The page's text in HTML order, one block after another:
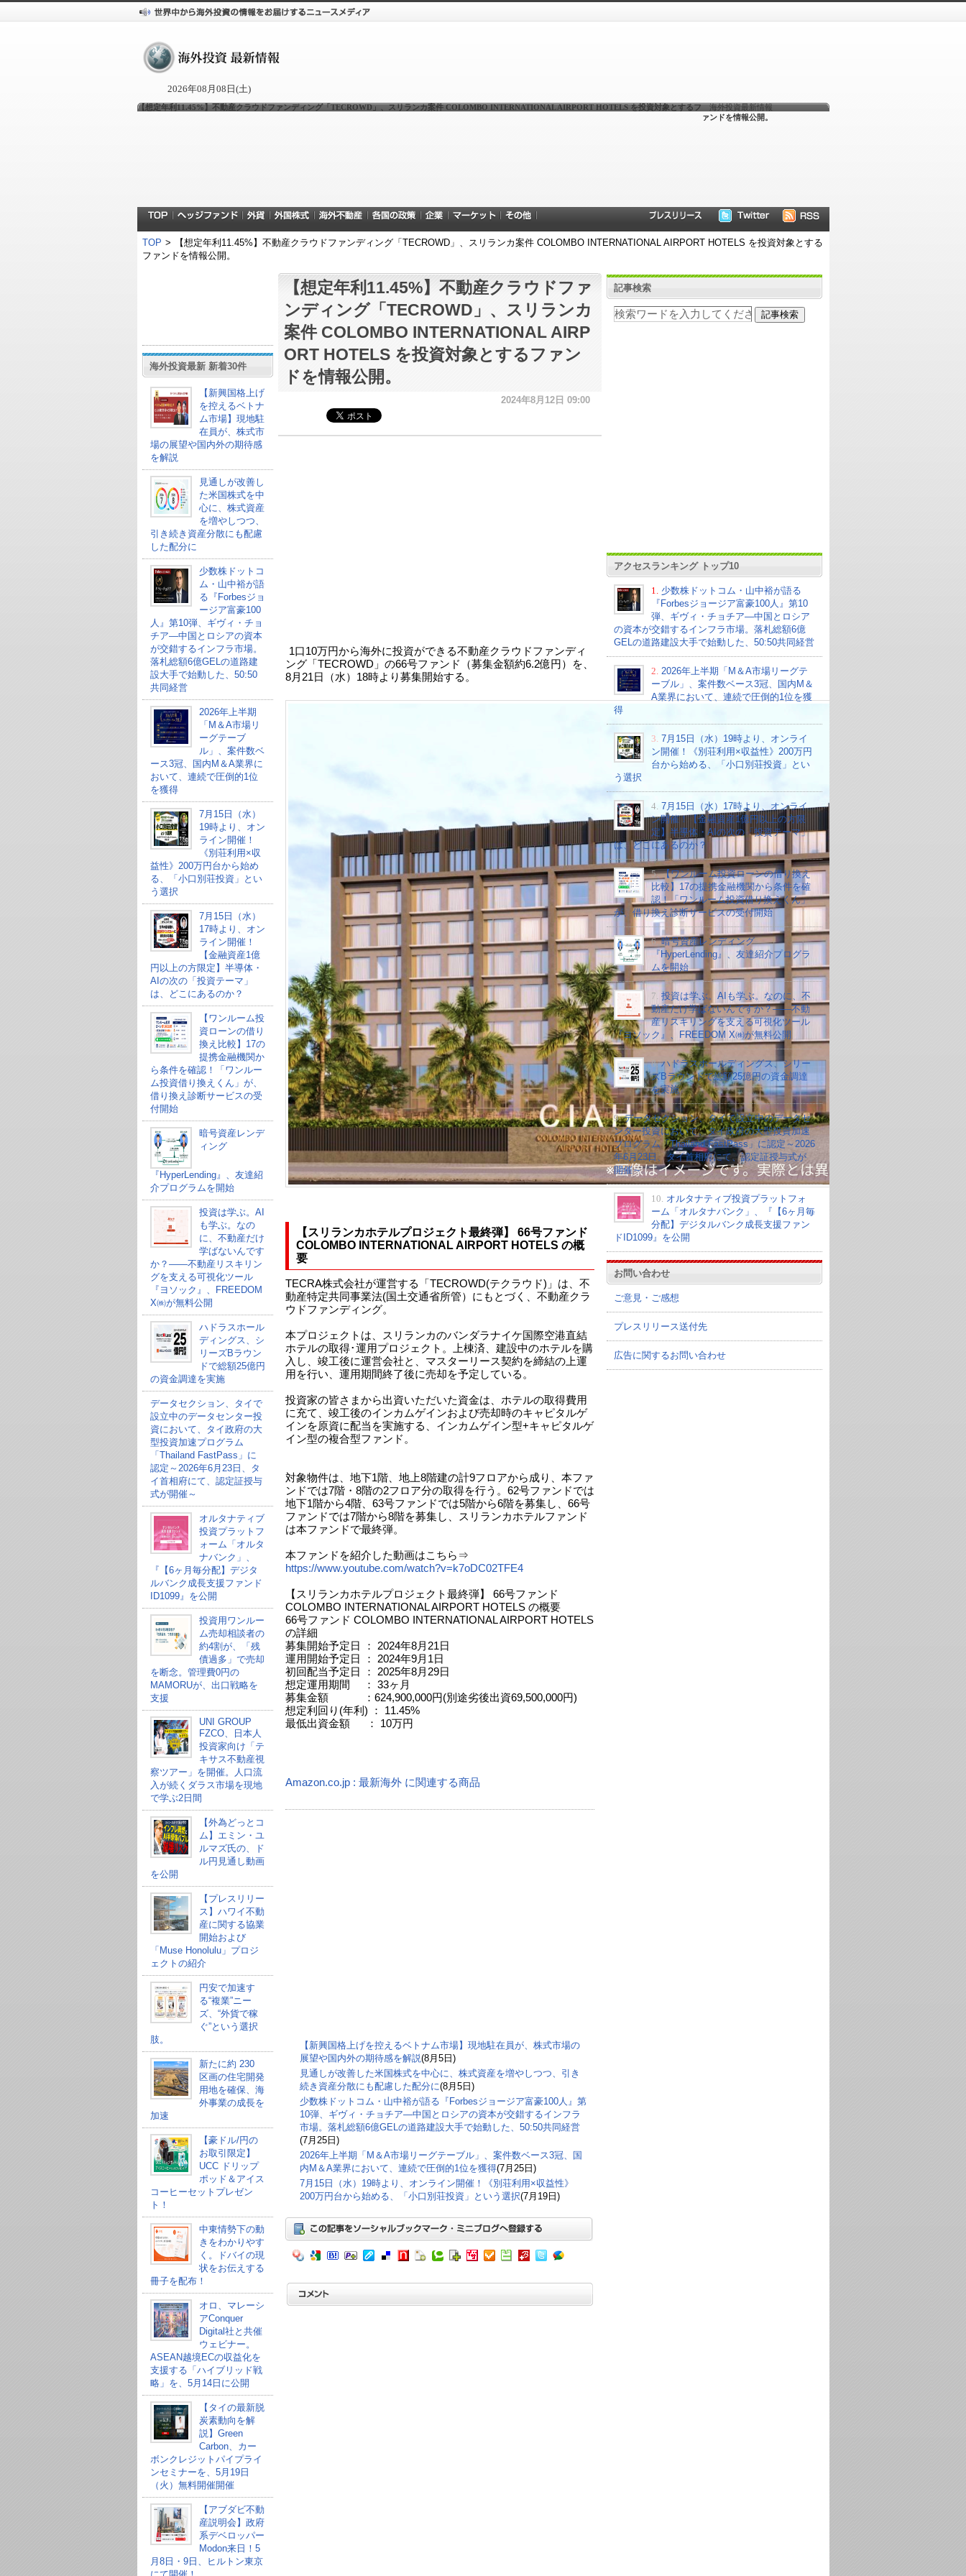
2026年08月08日(土)
海外投資最新情報
【想定年利11.45%】不動産クラウドファンディング「TECROWD」、スリランカ案件 COLOMBO INTERNATIONAL AIRPORT HOTELS を投資対象とするフ
ァンドを情報公開。
TOP >
【想定年利11.45%】不動産クラウドファンディング「TECROWD」、スリランカ案件 COLOMBO INTERNATIONAL AIRPORT HOTELS を投資対象とする
ファンドを情報公開。
海外投資最新 新着30件
【新興国格上げ
を控えるベトナ
ム市場】現地駐
在員が、株式市
場の展望や国内外の期待感
を解説
見通しが改善し
た米国株式を中
心に、株式資産
を増やしつつ、
引き続き資産分散にも配慮
した配分に
少数株ドットコ
ム・山中裕が語
る『Forbesジョ
ージア富豪100
人』第10弾、ギヴィ・チョ
チア―中国とロシアの資本
が交錯するインフラ市場。
落札総額6億GELの道路建
設大手で始動した、50:50
共同経営
2026年上半期
「M＆A市場リ
ーグテーブ
ル」、案件数ベ
ース3冠、国内M＆A業界に
おいて、連続で圧倒的1位
を獲得
7月15日（水）
19時より、オン
ライン開催！
《別荘利用×収
益性》200万円台から始め
る、「小口別荘投資」とい
う選択
7月15日（水）
17時より、オン
ライン開催！
【金融資産1億
円以上の方限定】半導体・
AIの次の「投資テーマ」
は、どこにあるのか？
【ワンルーム投
資ローンの借り
換え比較】17の
提携金融機関か
ら条件を確認！「ワンルー
ム投資借り換えくん」が、
借り換え診断サービスの受
付開始
暗号資産レンデ
ィング
『HyperLending』、友達紹
介プログラムを開始
投資は学ぶ。AI
も学ぶ。なの
に、不動産だけ
学ばないんです
か？——不動産リスキリン
グを支える可視化ツール
『ヨソック』、FREEDOM
X㈱が無料公開
ハドラスホール
ディングス、シ
リーズBラウン
ドで総額25億円
の資金調達を実施
データセクション、タイで
設立中のデータセンター投
資において、タイ政府の大
型投資加速プログラム
「Thailand FastPass」に
認定～2026年6月23日、タ
イ首相府にて、認定証授与
式が開催～
オルタナティブ
投資プラットフ
ォーム「オルタ
ナバンク」、
『【6ヶ月毎分配】デジタ
ルバンク成長支援ファンド
ID1099』を公開
投資用ワンルー
ム売却相談者の
約4割が、「残
債過多」で売却
を断念。管理費0円の
MAMORUが、出口戦略を
支援
UNI GROUP
FZCO、日本人
投資家向け「テ
キサス不動産視
察ツアー」を開催。人口流
入が続くダラス市場を現地
で学ぶ2日間
【外為どっとコ
ム】エミン・ユ
ルマズ氏の、ド
ル円見通し動画
を公開
【プレスリリー
ス】ハワイ不動
産に関する協業
開始および
「Muse Honolulu」プロジ
ェクトの紹介
円安で加速す
る“複業”ニー
ズ、“外貨で稼
ぐ”という選択
肢。
新たに約 230
区画の住宅開発
用地を確保、海
外事業の成長を
加速
【豪ドル/円の
お取引限定】
UCC ドリップ
ポッド＆アイス
コーヒーセットプレゼン
ト！
中東情勢下の動
きをわかりやす
く。ドバイの現
状をお伝えする
冊子を配布！
オロ、マレーシ
アConquer
Digital社と共催
ウェビナー。
ASEAN越境ECの収益化を
支援する「ハイブリッド戦
略」を、5月14日に公開
【タイの最新脱
炭素動向を解
説】Green
Carbon、カー
ボンクレジットパイプライ
ンセミナーを、5月19日
（火）無料開催開催
【アブダビ不動
産説明会】政府
系デベロッパー
Modon来日！5
月8日・9日、ヒルトン東京
【想定年利11.45%】不動産クラウドファ
ンディング「TECROWD」、スリランカ
案件 COLOMBO INTERNATIONAL AIRP
ORT HOTELS を投資対象とするファン
ドを情報公開。
2024年8月12日 09:00
1口10万円から海外に投資ができる不動産クラウドファンディ
ング「TECROWD」の66号ファンド（募集金額約6.2億円）を、
8月21日（水）18時より募集開始する。
【スリランカホテルプロジェクト最終弾】 66号ファンド
COLOMBO INTERNATIONAL AIRPORT HOTELS の概
要
TECRA株式会社が運営する「TECROWD(テクラウド)」は、不
動産特定共同事業法(国土交通省所管）にもとづく、不動産クラ
ウドファンディング。
本プロジェクトは、スリランカのバンダラナイケ国際空港直結
ホテルの取得･運用プロジェクト。上棟済、建設中のホテルを購
入し、竣工後に運営会社と、マスターリース契約を締結の上運
用を行い、運用期間終了後に売却を予定している。
投資家の皆さまから出資いただいた資金は、ホテルの取得費用
に充て、竣工後のインカムゲインおよび売却時のキャピタルゲ
インを原資に配当を実施する、インカムゲイン型+キャピタルゲ
イン型の複合型ファンド。
対象物件は、地下1階、地上8階建の計9フロアから成り、本ファ
ンドでは7階・8階の2フロア分の取得を行う。62号ファンドでは
地下1階から4階、63号ファンドでは5階から6階を募集し、66号
ファンドでは7階から8階を募集し、スリランカホテルファンド
は本ファンドで最終弾。
本ファンドを紹介した動画はこちら⇒
https://www.youtube.com/watch?v=k7oDC02TFE4
【スリランカホテルプロジェクト最終弾】 66号ファンド
COLOMBO INTERNATIONAL AIRPORT HOTELS の概要
66号ファンド COLOMBO INTERNATIONAL AIRPORT HOTELS
の詳細
募集開始予定日 ： 2024年8月21日
運用開始予定日 ： 2024年9月1日
初回配当予定日 ： 2025年8月29日
想定運用期間 ： 33ヶ月
募集金額 ：624,900,000円(別途劣後出資69,500,000円)
想定利回り(年利) ： 11.45%
最低出資金額 ： 10万円
Amazon.co.jp : 最新海外 に関連する商品
【新興国格上げを控えるベトナム市場】現地駐在員が、株式市場の
展望や国内外の期待感を解説(8月5日)
見通しが改善した米国株式を中心に、株式資産を増やしつつ、引き
続き資産分散にも配慮した配分に(8月5日)
少数株ドットコム・山中裕が語る『Forbesジョージア富豪100人』第
10弾、ギヴィ・チョチア―中国とロシアの資本が交錯するインフラ
市場。落札総額6億GELの道路建設大手で始動した、50:50共同経営
(7月25日)
2026年上半期「M＆A市場リーグテーブル」、案件数ベース3冠、国
内M＆A業界において、連続で圧倒的1位を獲得(7月25日)
7月15日（水）19時より、オンライン開催！《別荘利用×収益性》
200万円台から始める、「小口別荘投資」という選択(7月19日)
記事検索
アクセスランキング トップ10
1.
少数株ドットコム・山中裕が語る
『Forbesジョージア富豪100人』第10
弾、ギヴィ・チョチア―中国とロシア
の資本が交錯するインフラ市場。落札総額6億
GELの道路建設大手で始動した、50:50共同経営
2. 2026年上半期「M＆A市場リーグテ
ーブル」、案件数ベース3冠、国内M＆
A業界において、連続で圧倒的1位を獲
得
3. 7月15日（水）19時より、オンライ
ン開催！《別荘利用×収益性》200万円
台から始める、「小口別荘投資」とい
う選択
4. 7月15日（水）17時より、オンライ
ン開催！【金融資産1億円以上の方限
定】半導体・AIの次の「投資テーマ」
は、どこにあるのか？
5. 【ワンルーム投資ローンの借り換え
比較】17の提携金融機関から条件を確
認！「ワンルーム投資借り換えくん」
が、借り換え診断サービスの受付開始
6. 暗号資産レンディング
『HyperLending』、友達紹介プログラ
ムを開始
7. 投資は学ぶ。AIも学ぶ。なのに、不
動産だけ学ばないんですか？——不動
産リスキリングを支える可視化ツール
『ヨソック』、FREEDOM X㈱が無料公開
8. ハドラスホールディングス、シリー
ズBラウンドで総額25億円の資金調達
を実施
9. データセクション、タイで設立中のデータセ
ンター投資において、タイ政府の大型投資加速
プログラム「Thailand FastPass」に認定～2026
年6月23日、タイ首相府にて、認定証授与式が
開催～
10. オルタナティブ投資プラットフォ
ーム「オルタナバンク」、『【6ヶ月毎
分配】デジタルバンク成長支援ファン
ドID1099』を公開
お問い合わせ
ご意見・ご感想
プレスリリース送付先
広告に関するお問い合わせ